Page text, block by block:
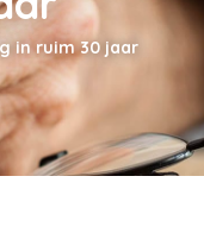
in ruim 30 jaar